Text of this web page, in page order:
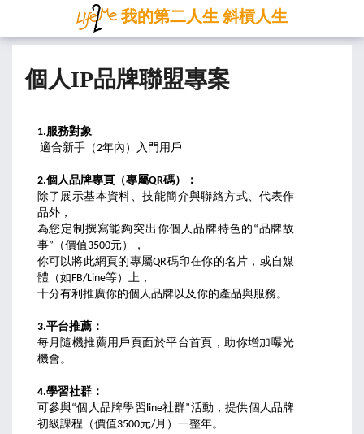
我的第二人生 斜槓人生
個人IP品牌聯盟專案
1.服務對象
適合新手（2年內）入門用戶
2.個人品牌專頁（專屬QR碼）：
除了展示基本資料、技能簡介與聯絡方式、代表作
品外，
為您定制撰寫能夠突出你個人品牌特色的“品牌故
事”（價值3500元），
你可以將此網頁的專屬QR碼印在你的名片，或自媒
體（如FB/Line等）上，
十分有利推廣你的個人品牌以及你的產品與服務。
3.平台推薦：
每月隨機推薦用戶頁面於平台首頁，助你增加曝光
機會。
4.學習社群：
可參與“個人品牌學習line社群”活動，提供個人品牌
初級課程（價值3500元/月）一整年。